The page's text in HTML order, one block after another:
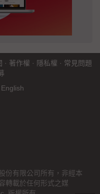
· 著作權 · 隱私權 · 常見問題
English
份有限公司所有，非經本
轉載於任何形式之媒